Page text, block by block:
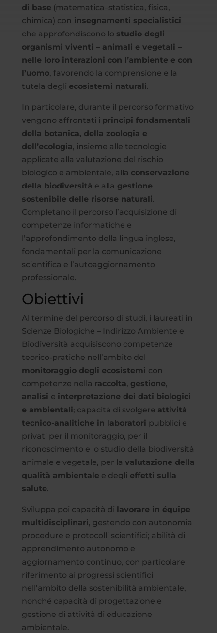
di base (matematica–statistica, fisica,
chimica) con insegnamenti specialistici
che approfondiscono lo studio degli
organismi viventi – animali e vegetali –
nelle loro interazioni con l’ambiente e con
l’uomo, favorendo la comprensione e la
tutela degli ecosistemi naturali.
In particolare, durante il percorso formativo
vengono affrontati i principi fondamentali
della botanica, della zoologia e
dell’ecologia, insieme alle tecnologie
applicate alla valutazione del rischio
biologico e ambientale, alla conservazione
della biodiversità e alla gestione
sostenibile delle risorse naturali.
Completano il percorso l’acquisizione di
competenze informatiche e
l’approfondimento della lingua inglese,
fondamentali per la comunicazione
scientifica e l’autoaggiornamento
professionale.
Obiettivi
Al termine del percorso di studi, i laureati in
Scienze Biologiche – Indirizzo Ambiente e
Biodiversità acquisiscono competenze
teorico-pratiche nell’ambito del
monitoraggio degli ecosistemi con
competenze nella raccolta, gestione,
analisi e interpretazione dei dati biologici
e ambientali; capacità di svolgere attività
tecnico-analitiche in laboratori pubblici e
privati per il monitoraggio, per il
riconoscimento e lo studio della biodiversità
animale e vegetale, per la valutazione della
qualità ambientale e degli effetti sulla
salute.
Sviluppa poi capacità di lavorare in équipe
multidisciplinari, gestendo con autonomia
procedure e protocolli scientifici; abilità di
apprendimento autonomo e
aggiornamento continuo, con particolare
riferimento ai progressi scientifici
nell’ambito della sostenibilità ambientale,
nonché capacità di progettazione e
gestione di attività di educazione
ambientale.